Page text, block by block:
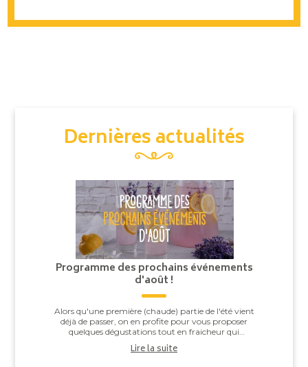
Dernières actualités
Programme des prochains événements
d'août !
Alors qu'une première (chaude) partie de l'été vient
déjà de passer, on en profite pour vous proposer
quelques dégustations tout en fraicheur qui
Lire la suite